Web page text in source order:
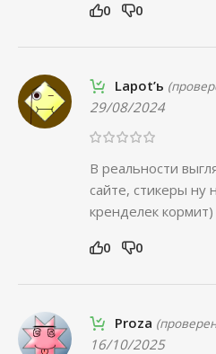
0 0
Lapot’ь
29/08/2024
В реальности
сайте, стикеры ну
кренделек кормит)
0 0
Proza
16/10/2025